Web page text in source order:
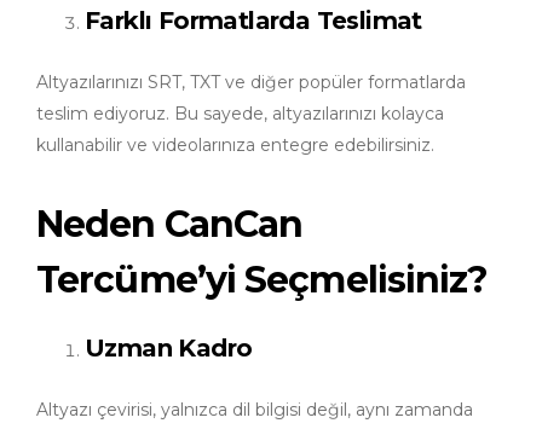
Farklı Formatlarda Teslimat
Altyazılarınızı SRT, TXT ve diğer popüler formatlarda
teslim ediyoruz. Bu sayede, altyazılarınızı kolayca
kullanabilir ve videolarınıza entegre edebilirsiniz.
Neden CanCan
Tercüme’yi Seçmelisiniz?
Uzman Kadro
Altyazı çevirisi, yalnızca dil bilgisi değil, aynı zamanda